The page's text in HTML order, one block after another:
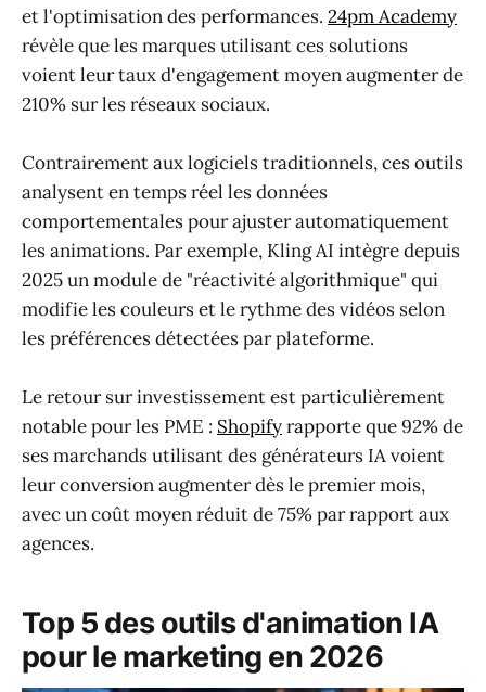
et l'optimisation des performances. 24pm Academy
révèle que les marques utilisant ces solutions
voient leur taux d'engagement moyen augmenter de
210% sur les réseaux sociaux.
Contrairement aux logiciels traditionnels, ces outils
analysent en temps réel les données
comportementales pour ajuster automatiquement
les animations. Par exemple, Kling AI intègre depuis
2025 un module de "réactivité algorithmique" qui
modifie les couleurs et le rythme des vidéos selon
les préférences détectées par plateforme.
Le retour sur investissement est particulièrement
notable pour les PME : Shopifyrapporte que 92% de
ses marchands utilisant des générateurs IA voient
leur conversion augmenter dès le premier mois,
avec un coût moyen réduit de 75% par rapport aux
agences.
Top 5 des outils d'animation IA
pour le marketing en 2026